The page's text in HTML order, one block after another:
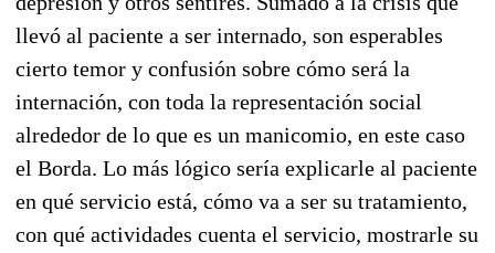
llevó al paciente a ser internado, son esperables
cierto temor y confusión sobre cómo será la
internación, con toda la representación social
alrededor de lo que es un manicomio, en este caso
el Borda. Lo más lógico sería explicarle al paciente
en qué servicio está, cómo va a ser su tratamiento,
con qué actividades cuenta el servicio, mostrarle su